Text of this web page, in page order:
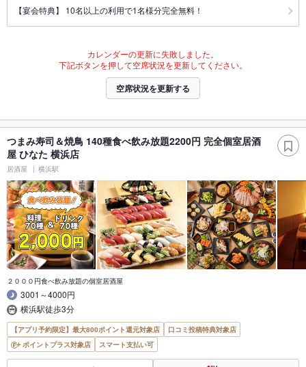
【宴会特典】 10名以上の利用で1名様分完全無料！
カレンダーの更新に失敗しました。
下記ボタンを押して空席状況を更新してください。
空席状況を更新する
つまみ寿司＆焼鳥 140種食べ飲み放題2200円 完全個室居酒
屋 ひなた 横浜店
居酒屋 横浜駅
２０００円食べ飲み放題の個室居酒屋
3001～4000円
横浜駅徒歩3分
【アプリ予約限定】最大800ポイント還元対象店
口コミ投稿特典対象店
ポイントプラス対象店
スマート支払い可